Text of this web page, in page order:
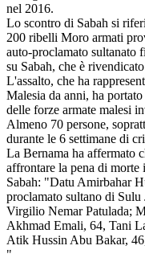
nel 2016.
Lo scontro di Sabah si
200 ribelli Moro armati
auto-proclamato
su Sabah, che è
L'assalto, che ha
Malesia da anni, ha
delle forze armate malesi
Almeno 70 persone,
durante le 6 settimane di
La Bernama ha affermato
affrontare la pena di
Sabah: "Datu Amirbahar
proclamato sultano di
Virgilio Nemar Patulada;
Akhmad Emali, 64, Tani
Atik Hussin Abu Bakar,
"